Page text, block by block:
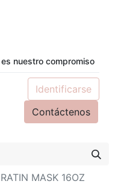
nuestro compromiso
Identificarse
Contáctenos
MASK 16OZ